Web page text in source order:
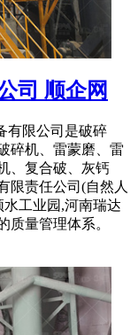
司 顺企网
有限公司是破碎
碎机、雷蒙磨、雷
、复合破、灰钙
限责任公司(自然人
工业园,河南瑞达
质量管理体系。